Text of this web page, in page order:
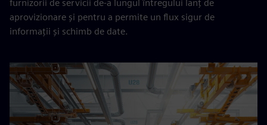
furnizorii de servicii de-a lungul întregului lanț de
aprovizionare și pentru a permite un flux sigur de
informații și schimb de date.